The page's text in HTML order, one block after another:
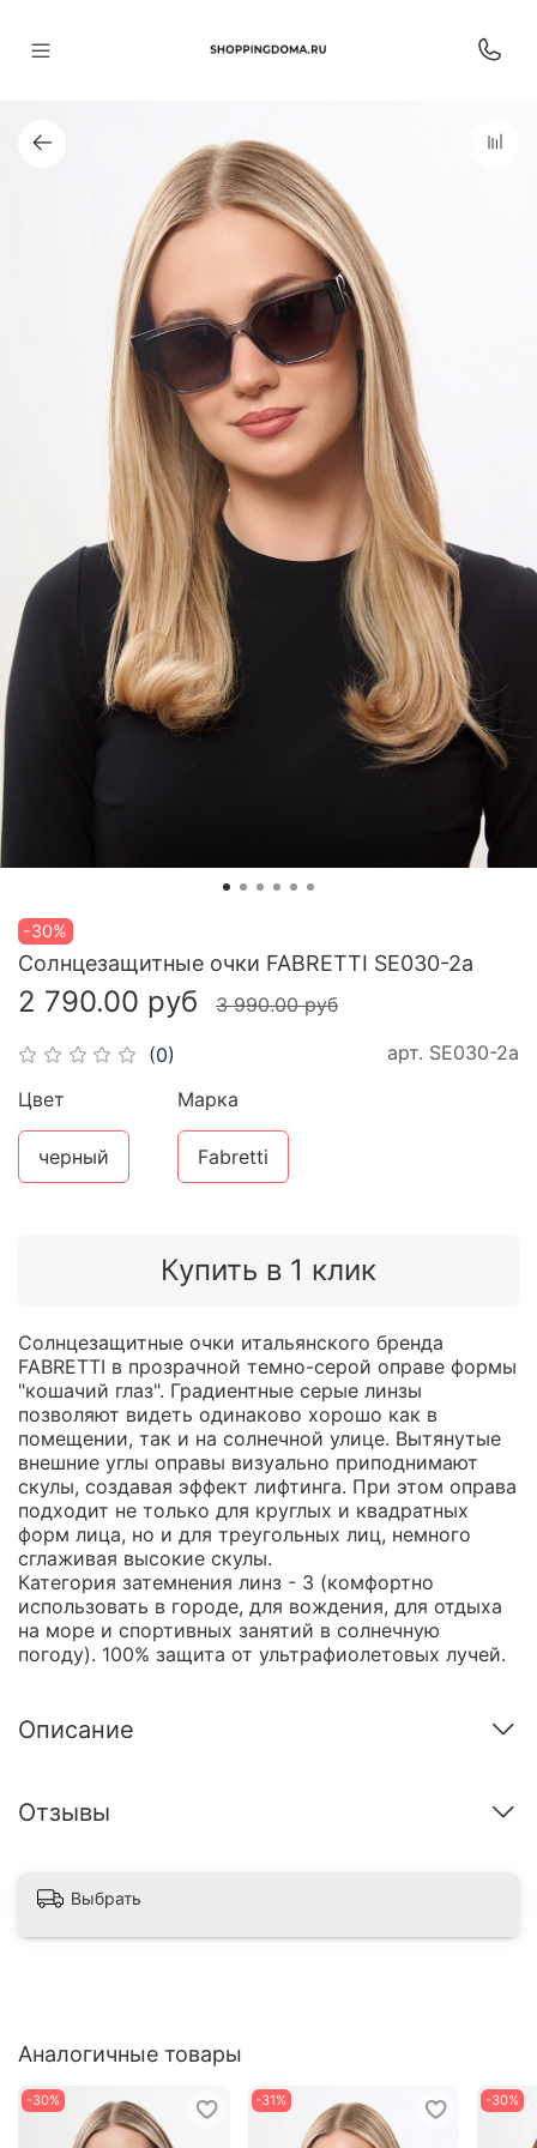
-30%
(0) арт. SE030-2a
Cолнцезащитные очки FABRETTI SE030-2a
2 790.00 руб 3 990.00 руб
Купить в 1 клик
Цвет
черный
Марка
Fabretti
Солнцезащитные очки итальянского бренда
FABRETTI в прозрачной темно-серой оправе формы
"кошачий глаз". Градиентные серые линзы
позволяют видеть одинаково хорошо как в
помещении, так и на солнечной улице. Вытянутые
внешние углы оправы визуально приподнимают
скулы, создавая эффект лифтинга. При этом оправа
подходит не только для круглых и квадратных
форм лица, но и для треугольных лиц, немного
сглаживая высокие скулы.
Категория затемнения линз - 3 (комфортно
использовать в городе, для вождения, для отдыха
на море и спортивных занятий в солнечную
погоду). 100% защита от ультрафиолетовых лучей.
Описание
Отзывы
Выбрать
Аналогичные товары
-30% -31% -30%